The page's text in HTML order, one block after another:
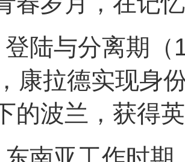
登陆与分离期
康拉德实现身
的波兰，获得